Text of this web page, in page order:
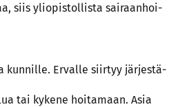
siis yli­opis­tol­lis­ta sai­raan­hoi­
kun­nil­le. Er­val­le siir­tyy jär­jes­tä­
tai ky­ke­ne hoi­ta­maan. Asia